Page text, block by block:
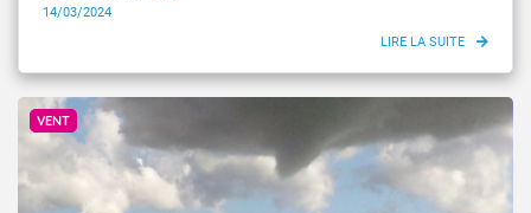
14/03/2024
VENT
© Météo-France